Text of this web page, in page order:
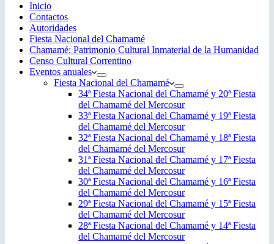
Inicio
Contactos
Autoridades
Fiesta Nacional del Chamamé
Chamamé: Patrimonio Cultural Inmaterial de la Humanidad
Censo Cultural Correntino
Eventos anuales
Fiesta Nacional del Chamamé
34ª Fiesta Nacional del Chamamé y 20ª Fiesta
del Chamamé del Mercosur
33ª Fiesta Nacional del Chamamé y 19ª Fiesta
del Chamamé del Mercosur
32ª Fiesta Nacional del Chamamé y 18ª Fiesta
del Chamamé del Mercosur
31ª Fiesta Nacional del Chamamé y 17ª Fiesta
del Chamamé del Mercosur
30ª Fiesta Nacional del Chamamé y 16ª Fiesta
del Chamamé del Mercosur
29ª Fiesta Nacional del Chamamé y 15ª Fiesta
del Chamamé del Mercosur
28ª Fiesta Nacional del Chamamé y 14ª Fiesta
del Chamamé del Mercosur